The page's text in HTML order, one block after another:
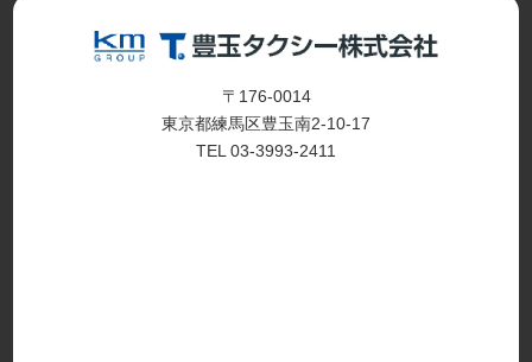
〒176-0014
東京都練馬区豊玉南2-10-17
TEL 03-3993-2411